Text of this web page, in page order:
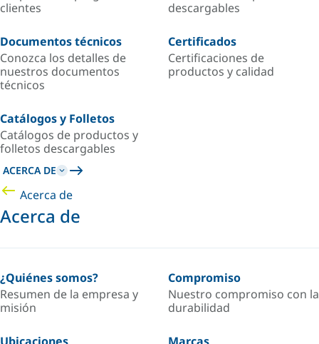
clientes
descargables
Documentos técnicos
Conozca los detalles de
nuestros documentos
técnicos
Certificados
Certificaciones de
productos y calidad
Catálogos y Folletos
Catálogos de productos y
folletos descargables
ACERCA DE
Acerca de
Acerca de
¿Quiénes somos?
Resumen de la empresa y
misión
Compromiso
Nuestro compromiso con la
durabilidad